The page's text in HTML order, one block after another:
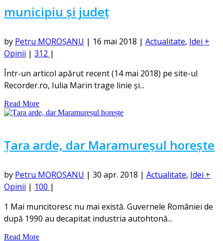
municipiu și județ
by Petru MOROȘANU | 16 mai 2018 | Actualitate, Idei +
Opinii | 312 |
Într-un articol apărut recent (14 mai 2018) pe site-ul
Recorder.ro, Iulia Marin trage linie și...
Read More
Țara arde, dar Maramureșul horește
by Petru MOROȘANU | 30 apr. 2018 | Actualitate, Idei +
Opinii | 100 |
1 Mai muncitoresc nu mai există. Guvernele României de
după 1990 au decapitat industria autohtonă...
Read More